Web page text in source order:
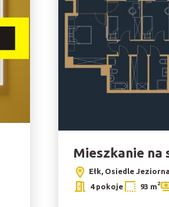
Mieszkanie na
Ełk, Osiedle Jeziorna
4 pokoje
93 m2